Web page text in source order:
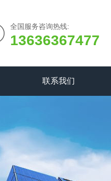
全国服务咨询热线:
13636367477
联系我们